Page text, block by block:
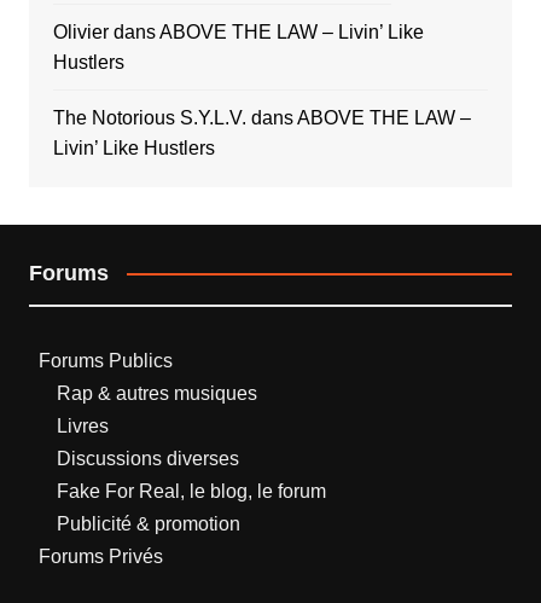
OlivierdansABOVE THE LAW – Livin’ Like
Hustlers
The Notorious S.Y.L.V. dansABOVE THE LAW –
Livin’ Like Hustlers
Forums
Forums Publics
Rap & autres musiques
Livres
Discussions diverses
Fake For Real, le blog, le forum
Publicité & promotion
Forums Privés